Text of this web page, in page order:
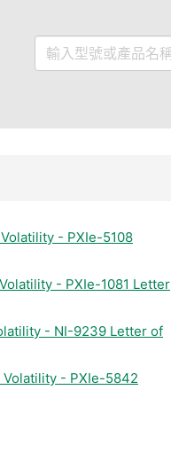
- PXIe-5108
- PXIe-1081 Letter
- NI-9239 Letter of
- PXIe-5842